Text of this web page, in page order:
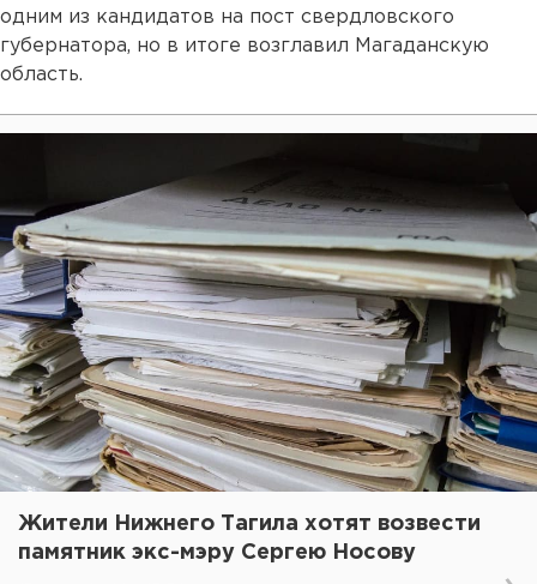
одним из кандидатов на пост свердловского
губернатора, но в итоге возглавил Магаданскую
область.
Жители Нижнего Тагила хотят возвести
памятник экс-мэру Сергею Носову